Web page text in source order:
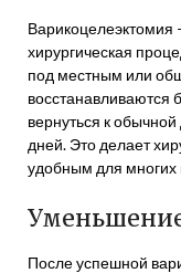
Варикоцелеэктомия
хирургическая
под местным или
восстанавливаются
вернуться к
дней. Это делает
удобным для многих
После успешной